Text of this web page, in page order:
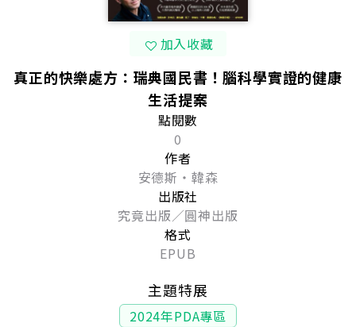
加入收藏
真正的快樂處方：瑞典國民書！腦科學實證的健康
生活提案
點閱數
0
作者
安德斯・韓森
出版社
究竟出版／圓神出版
格式
EPUB
主題特展
2024年PDA專區